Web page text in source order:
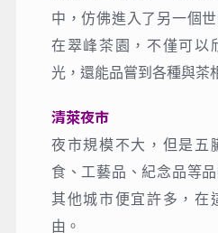
神靈，並帶來好運和幸福。
翠峰茶園